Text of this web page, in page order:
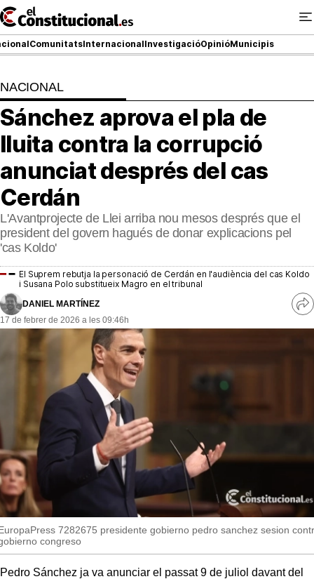
Ir
al
contenido
ComunitatsInternacionalInvestigacióOpinióMunicipis
NACIONAL
COMUNITATS
ElConstitucional TV
MésQueTele
ElConstitucional +
MésQueEstil
MésQuePartits
MésQueSuccessos
MésQueMercats
JudiciExprés
INVESTIGACIÓ
INTERNACIONAL
OPINIÓ
MUNICIPIS
NACIONAL
Sánchez aprova el pla de
lluita contra la corrupció
anunciat després del cas
Cerdán
L'Avantprojecte de Llei arriba nou mesos després que el
president del govern hagués de donar explicacions pel
'cas Koldo'
El Suprem rebutja la personació de Cerdán en l'audiència del cas Koldo
i Susana Polo substitueix Magro en el tribunal
DANIEL MARTÍNEZ
17 de febrer de 2026 a les 09:46h
7282675 presidente gobierno pedro sanchez sesion
congreso
Pedro Sánchez ja va anunciar el passat 9 de juliol davant del